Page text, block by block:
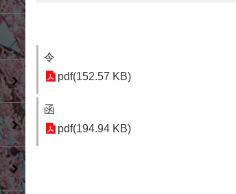
令
pdf(152.57 KB)
函
pdf(194.94 KB)